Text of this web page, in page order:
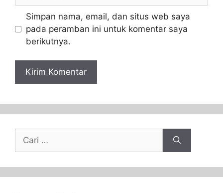
Simpan nama, email, dan situs web saya
pada peramban ini untuk komentar saya
berikutnya.